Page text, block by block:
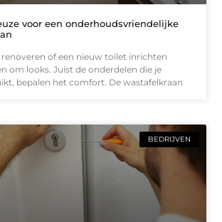
voor een onderhoudsvriendelijke
of een nieuw toilet inrichten
om looks. Juist de onderdelen die je
bepalen het comfort. De wastafelkraan
BEDRIJVEN